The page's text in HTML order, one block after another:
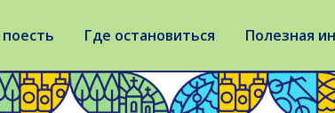
Где остановиться Полезная